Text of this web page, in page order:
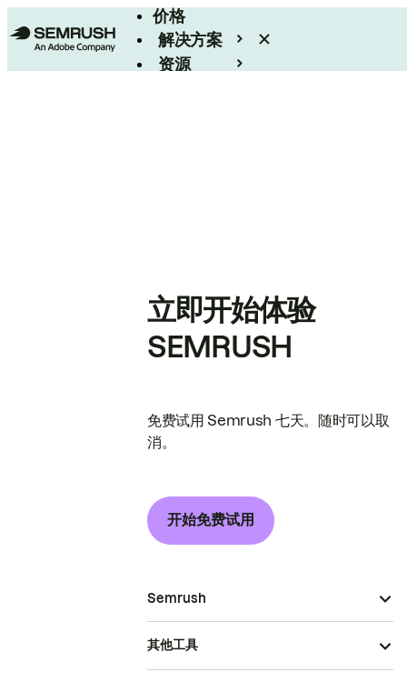
价格
解决方案
资源
立即开始体验
SEMRUSH
免费试用 Semrush 七天。随时可以取
消。
开始免费试用
Semrush
其他工具